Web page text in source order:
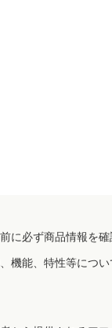
必ず商品情報を確
機能、特性等につ